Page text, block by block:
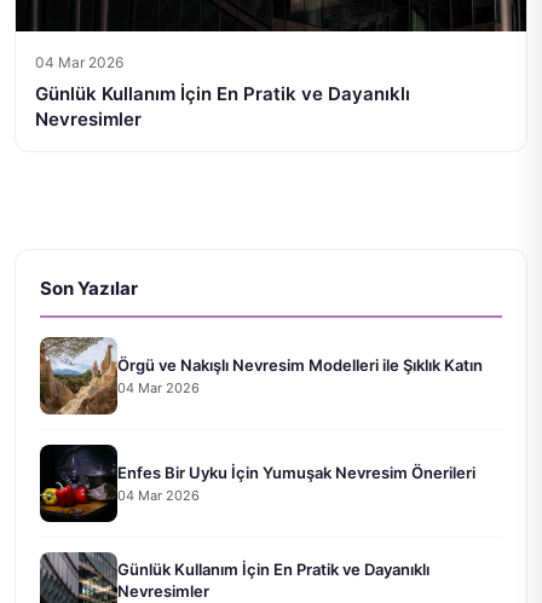
04 Mar 2026
Günlük Kullanım İçin En Pratik ve Dayanıklı
Nevresimler
Son Yazılar
Örgü ve Nakışlı Nevresim Modelleri ile Şıklık Katın
04 Mar 2026
Enfes Bir Uyku İçin Yumuşak Nevresim Önerileri
04 Mar 2026
Günlük Kullanım İçin En Pratik ve Dayanıklı
Nevresimler